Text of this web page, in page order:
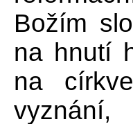
Božím
na hnutí
na